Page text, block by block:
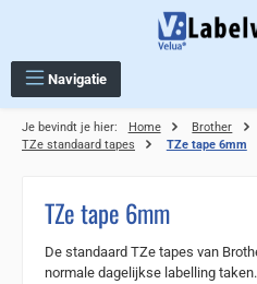
Navigatie
Je bevindt je hier: Home Brother
TZe standaard tapes
TZe tape 6mm
TZe tape 6mm
De standaard TZe tapes van
normale dagelijkse labelling